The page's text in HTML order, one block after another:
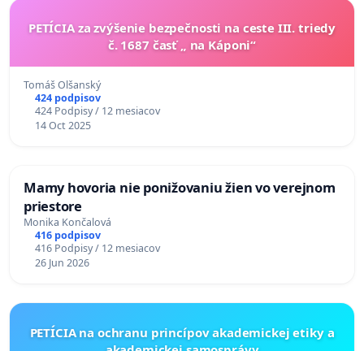
PETÍCIA za zvýšenie bezpečnosti na ceste III. triedy
č. 1687 časť „ na Káponi“
Tomáš Olšanský
424 podpisov
424 Podpisy / 12 mesiacov
14 Oct 2025
Mamy hovoria nie ponižovaniu žien vo verejnom
priestore
Monika Končalová
416 podpisov
416 Podpisy / 12 mesiacov
26 Jun 2026
PETÍCIA na ochranu princípov akademickej etiky a